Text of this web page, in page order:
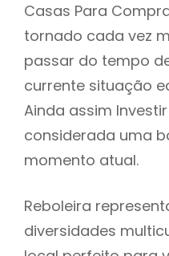
Casas Para
tornado cada vez
passar do tempo
currente situação
Ainda assim
considerada uma
momento atual.
Reboleira
diversidades